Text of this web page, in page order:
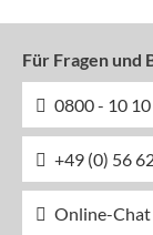
Für Fragen und
0800 - 10
+49 (0) 56
Online-Chat